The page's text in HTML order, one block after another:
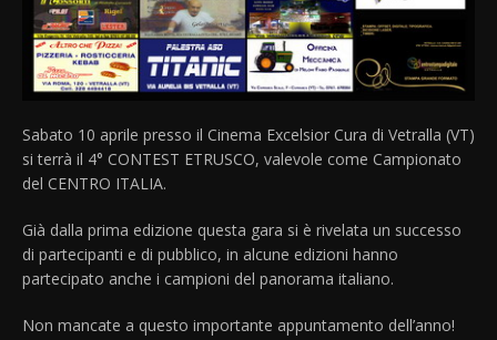
Sabato 10 aprile presso il Cinema Excelsior Cura di Vetralla (VT)
si terrà il 4° CONTEST ETRUSCO, valevole come Campionato
del CENTRO ITALIA.
Già dalla prima edizione questa gara si è rivelata un successo
di partecipanti e di pubblico, in alcune edizioni hanno
partecipato anche i campioni del panorama italiano.
Non mancate a questo importante appuntamento dell’anno!